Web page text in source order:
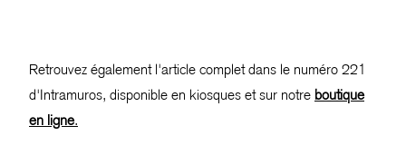
Retrouvez également l'article complet dans le numéro 221
d'Intramuros, disponible en kiosques et sur notre boutique
en ligne.